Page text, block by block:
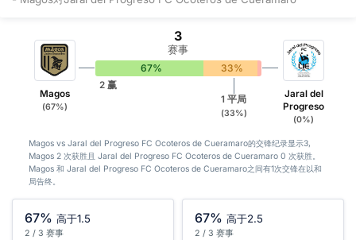
Magos
(67%)
3
赛事
67% 33% 0%
2 赢
1 平局
(33%)
Jaral del
Progreso
(0%)
Magos vs Jaral del Progreso FC Ocoteros de Cueramaro的交锋纪录显示3,
Magos 2 次获胜且 Jaral del Progreso FC Ocoteros de Cueramaro 0 次获胜。
Magos 和 Jaral del Progreso FC Ocoteros de Cueramaro之间有1次交锋在以和
局告终。
67% 高于1.5
2 / 3 赛事
67% 高于2.5
2 / 3 赛事